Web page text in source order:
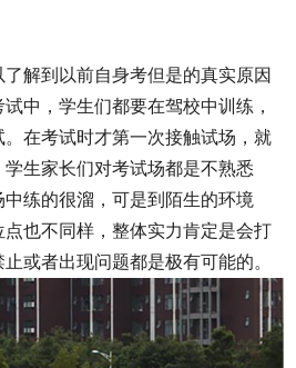
解到以前自身考但是的真实原因
中，学生们都要在驾校中训练，
在考试时才第一次接触试场，就
生家长们对考试场都是不熟悉
练的很溜，可是到陌生的环境
也不同样，整体实力肯定是会打
或者出现问题都是极有可能的。